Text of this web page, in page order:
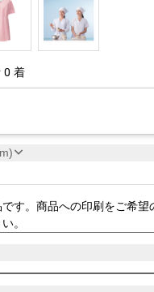
0 着
す。商品への印刷をご希望
。